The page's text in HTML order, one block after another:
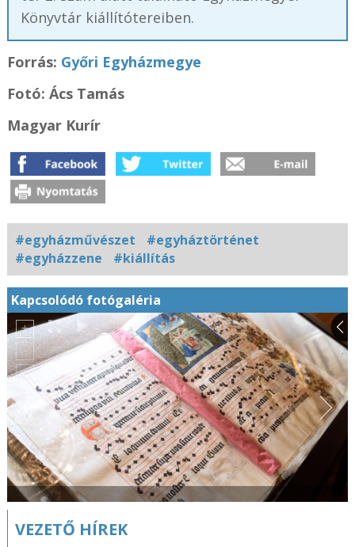
Könyvtár kiállítótereiben.
Forrás: Győri Egyházmegye
Fotó: Ács Tamás
Magyar Kurír
#egyházművészet
#egyháztörténet
#egyházzene
#kiállítás
Kapcsolódó fotógaléria
VEZETŐ HÍREK